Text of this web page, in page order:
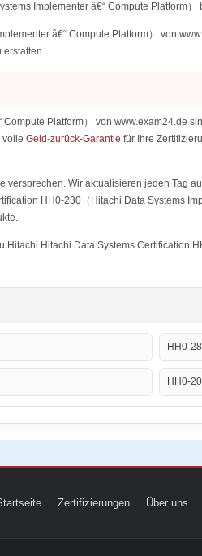
Implementer â€“ Compute Platform）
â€“ Compute Platform） von
erstatten.
Platform） von www.exam24.de
volle Geld-zurück-Garantie für Ihre
Wir aktualisieren jeden Tag
HH0-230（Hitachi Data Systems
Hitachi Data Systems Certification
HH0-
HH0-
Zertifizierungen Über uns